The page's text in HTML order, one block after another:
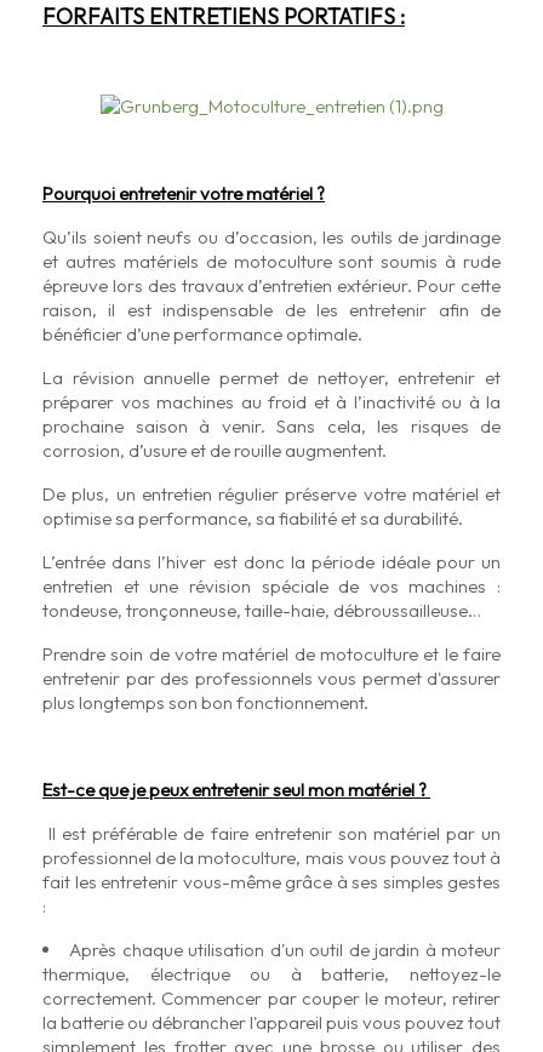
FORFAITS ENTRETIENS PORTATIFS :
Pourquoi entretenir votre matériel ?
Qu’ils soient neufs ou d’occasion, les outils de jardinage
et autres matériels de motoculture sont soumis à rude
épreuve lors des travaux d’entretien extérieur. Pour cette
raison, il est indispensable de les entretenir afin de
bénéficier d’une performance optimale.
La révision annuelle permet de nettoyer, entretenir et
préparer vos machines au froid et à l’inactivité ou à la
prochaine saison à venir. Sans cela, les risques de
corrosion, d’usure et de rouille augmentent.
De plus, un entretien régulier préserve votre matériel et
optimise sa performance, sa fiabilité et sa durabilité.
L’entrée dans l’hiver est donc la période idéale pour un
entretien et une révision spéciale de vos machines :
tondeuse, tronçonneuse, taille-haie, débroussailleuse…
Prendre soin de votre matériel de motoculture et le faire
entretenir par des professionnels vous permet d'assurer
plus longtemps son bon fonctionnement.
Est-ce que je peux entretenir seul mon matériel ?
Il est préférable de faire entretenir son matériel par un
professionnel de la motoculture, mais vous pouvez tout à
fait les entretenir vous-même grâce à ses simples gestes
:
Après chaque utilisation d'un outil de jardin à moteur
thermique, électrique ou à batterie, nettoyez-le
correctement. Commencer par couper le moteur, retirer
la batterie ou débrancher l'appareil puis vous pouvez tout
simplement les frotter avec une brosse ou utiliser des